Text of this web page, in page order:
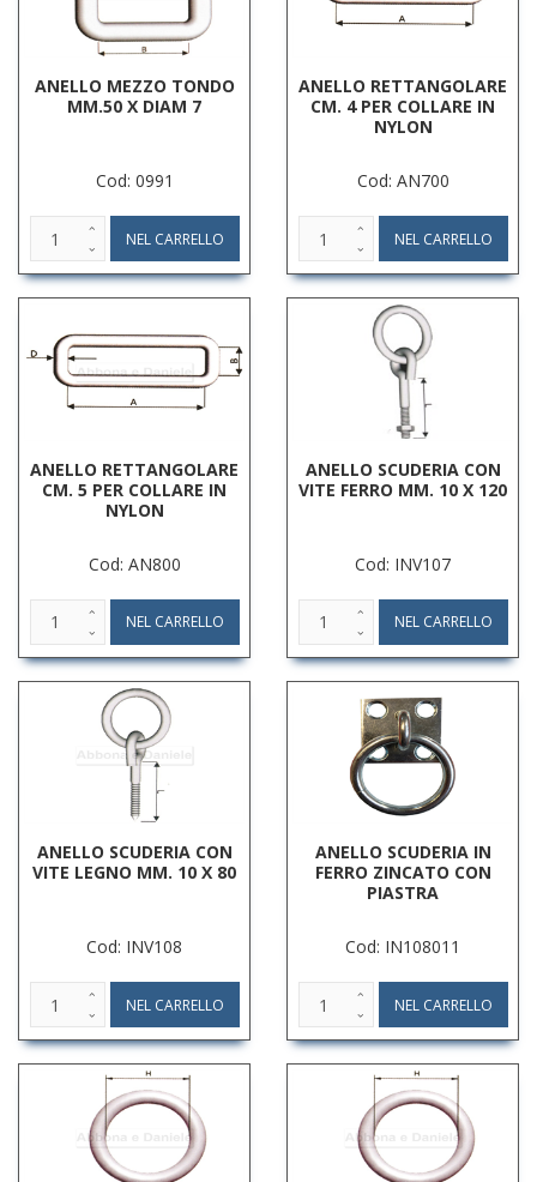
ANELLO MEZZO TONDO
MM.50 X DIAM 7
Cod: 0991
ANELLO RETTANGOLARE
CM. 4 PER COLLARE IN
NYLON
Cod: AN700
ANELLO RETTANGOLARE
CM. 5 PER COLLARE IN
NYLON
Cod: AN800
ANELLO SCUDERIA CON
VITE FERRO MM. 10 X 120
Cod: INV107
ANELLO SCUDERIA CON
VITE LEGNO MM. 10 X 80
Cod: INV108
ANELLO SCUDERIA IN
FERRO ZINCATO CON
PIASTRA
Cod: IN108011